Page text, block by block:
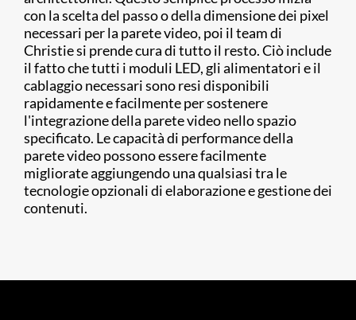
con la scelta del passo o della dimensione dei pixel
necessari per la parete video, poi il team di
Christie si prende cura di tutto il resto. Ciò include
il fatto che tutti i moduli LED, gli alimentatori e il
cablaggio necessari sono resi disponibili
rapidamente e facilmente per sostenere
l'integrazione della parete video nello spazio
specificato. Le capacità di performance della
parete video possono essere facilmente
migliorate aggiungendo una qualsiasi tra le
tecnologie opzionali di elaborazione e gestione dei
contenuti.